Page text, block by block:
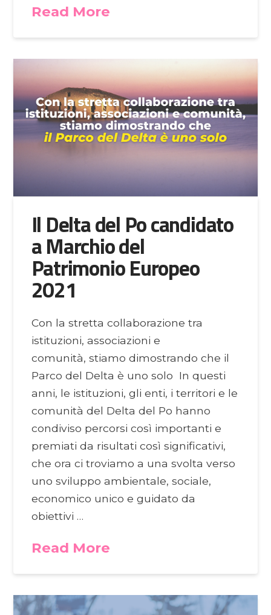
Read More
Il Delta del Po candidato
a Marchio del
Patrimonio Europeo
2021
Con la stretta collaborazione tra
istituzioni, associazioni e
comunità, stiamo dimostrando che il
Parco del Delta è uno solo In questi
anni, le istituzioni, gli enti, i territori e le
comunità del Delta del Po hanno
condiviso percorsi così importanti e
premiati da risultati così significativi,
che ora ci troviamo a una svolta verso
uno sviluppo ambientale, sociale,
economico unico e guidato da
obiettivi …
Read More